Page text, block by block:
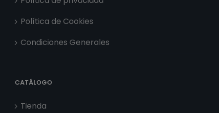
Política de Cookies
Condiciones Generales
CATÁLOGO
Tienda